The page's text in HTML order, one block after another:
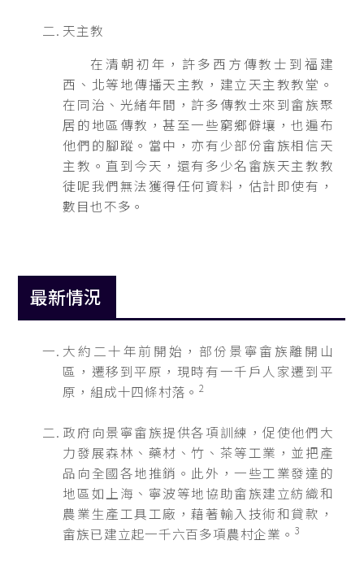
天主教
在清朝初年，許多西方傳教士到福建
西、北等地傳播天主教，建立天主教教堂。
在同治、光緒年間，許多傳教士來到畲族聚
居的地區傳教，甚至一些窮鄉僻壤，也遍布
他們的腳蹤。當中，亦有少部份畲族相信天
主教。直到今天，還有多少名畲族天主教教
徒呢我們無法獲得任何資料，估計即使有，
數目也不多。
最新情況
大約二十年前開始，部份景寧畲族離開山
區，遷移到平原，現時有一千戶人家遷到平
原，組成十四條村落。2
政府向景寧畲族提供各項訓練，促使他們大
力發展森林、藥材、竹、茶等工業，並把產
品向全國各地推銷。此外，一些工業發達的
地區如上海、寧波等地協助畲族建立紡織和
農業生產工具工廠，藉著輸入技術和貸款，
畲族已建立起一千六百多項農村企業。 3